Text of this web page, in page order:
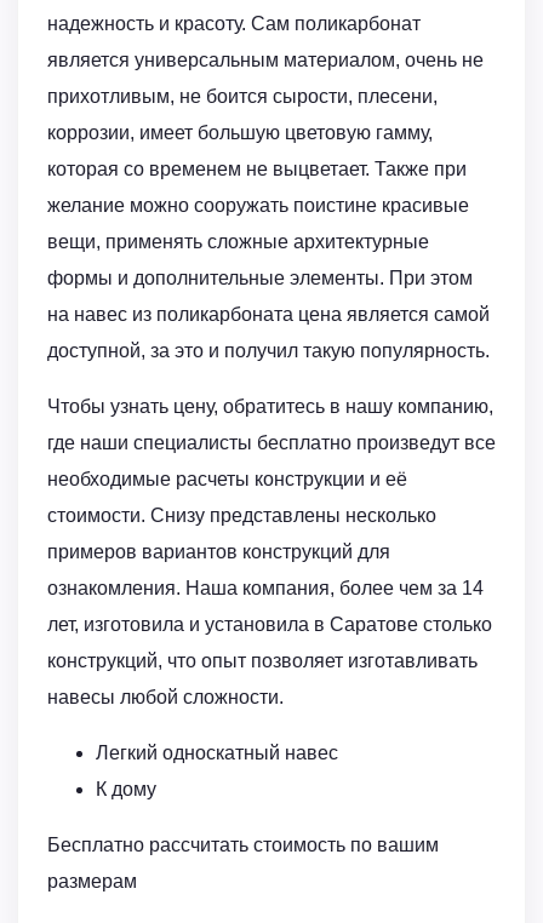
надежность и красоту. Сам поликарбонат
является универсальным материалом, очень не
прихотливым, не боится сырости, плесени,
коррозии, имеет большую цветовую гамму,
которая со временем не выцветает. Также при
желание можно сооружать поистине красивые
вещи, применять сложные архитектурные
формы и дополнительные элементы. При этом
на навес из поликарбоната цена является самой
доступной, за это и получил такую популярность.
Чтобы узнать цену, обратитесь в нашу компанию,
где наши специалисты бесплатно произведут все
необходимые расчеты конструкции и её
стоимости. Снизу представлены несколько
примеров вариантов конструкций для
ознакомления. Наша компания, более чем за 14
лет, изготовила и установила в Саратове столько
конструкций, что опыт позволяет изготавливать
навесы любой сложности.
Легкий односкатный навес
К дому
Бесплатно рассчитать стоимость по вашим
размерам